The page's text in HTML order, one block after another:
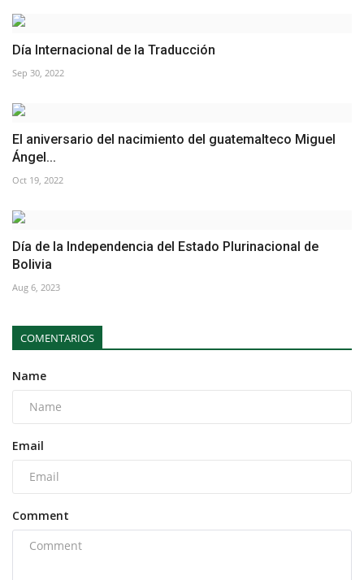
Galería
English
French Arabic
Día Internacional de la Traducción
Sep 30, 2022
El aniversario del nacimiento del guatemalteco Miguel
Ángel...
Oct 19, 2022
Día de la Independencia del Estado Plurinacional de
Bolivia
Aug 6, 2023
COMENTARIOS
Name
Email
Comment